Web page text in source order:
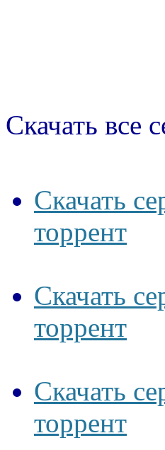
Скачать все
Скачать
торрент
Скачать
торрент
Скачать
торрент